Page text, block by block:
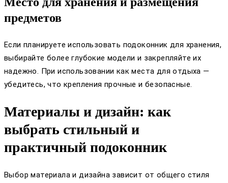
предметов
Если планируете использовать подоконник для хранения,
выбирайте более глубокие модели и закрепляйте их
надежно. При использовании как места для отдыха —
убедитесь, что крепления прочные и безопасные.
Материалы и дизайн: как
выбрать стильный и
практичный подоконник
Выбор материала и дизайна зависит от общего стиля